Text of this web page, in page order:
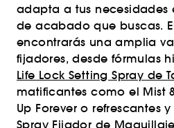
adapta a tus necesidades
de acabado que buscas.
encontrarás una amplia
fijadores, desde fórmulas
Life Lock Setting Spray de
matificantes como el Mist
Up Forever o refrescantes
Spray Fijador de